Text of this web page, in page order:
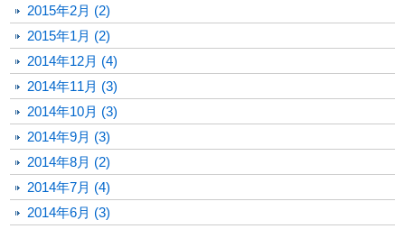
2015年2月 (2)
2015年1月 (2)
2014年12月 (4)
2014年11月 (3)
2014年10月 (3)
2014年9月 (3)
2014年8月 (2)
2014年7月 (4)
2014年6月 (3)